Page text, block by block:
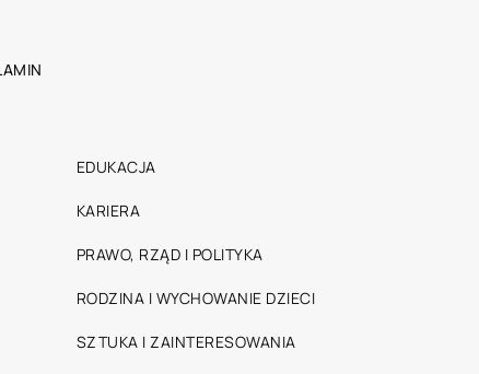
EDUKACJA
KARIERA
PRAWO, RZĄD I POLITYKA
RODZINA I WYCHOWANIE DZIECI
SZTUKA I ZAINTERESOWANIA